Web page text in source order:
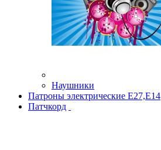
Наушники
Патроны электрические Е27,Е14
Патчкорд